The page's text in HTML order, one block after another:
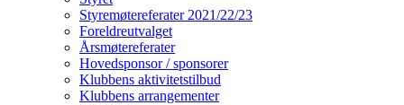
Styremøtereferater 2021/22/23
Foreldreutvalget
Årsmøtereferater
Hovedsponsor / sponsorer
Klubbens aktivitetstilbud
Klubbens arrangementer